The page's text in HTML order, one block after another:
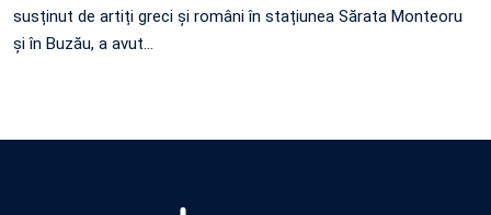
susținut de artiți greci și români în stațiunea Sărata Monteoru
și în Buzău, a avut…